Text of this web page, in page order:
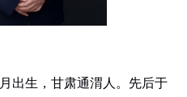
月出生，甘肃通渭人。先后于